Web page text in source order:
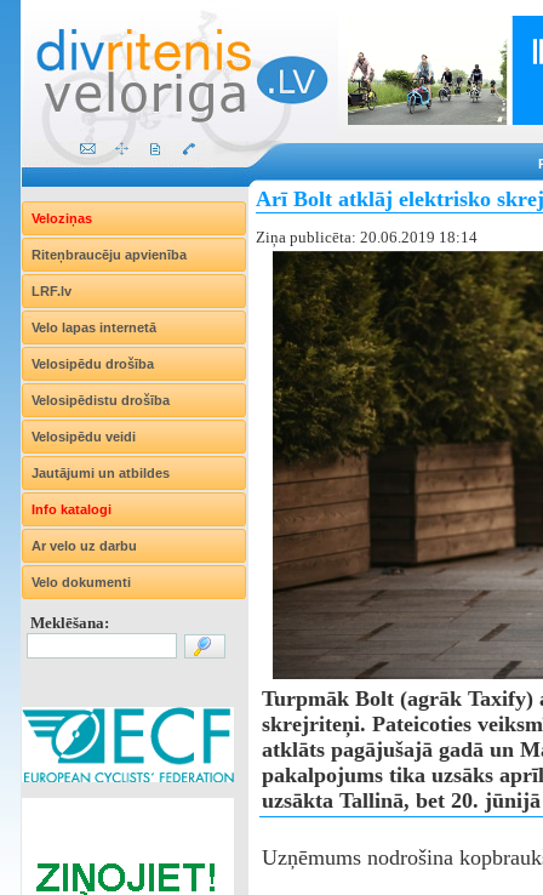
Veloziņas
Riteņbraucēju apvienība
LRF.lv
Velo lapas internetā
Velosipēdu drošība
Velosipēdistu drošība
Velosipēdu veidi
Jautājumi un atbildes
Info katalogi
Ar velo uz darbu
Velo dokumenti
Meklēšana:
Arī Bolt atklāj elektrisko
Ziņa publicēta: 20.06.2019 18:14
Turpmāk Bolt (agrāk Taxify)
skrejriteņi. Pateicoties
atklāts pagājušajā gadā un
pakalpojums tika uzsāks
uzsākta Tallinā, bet 20.
Uzņēmums nodrošina